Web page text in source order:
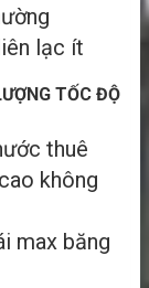
lạc ít
TỐC ĐỘ
thuê
không
max băng